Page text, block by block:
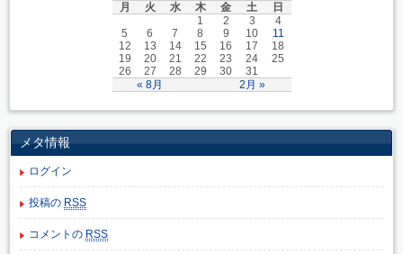
月 火 水 木 金 土 日
« 8月 2月 »
1 2 3
4
5
6 7 8 9 10
11
12
13 14 15 16 17
18
19
20 21 22 23 24
25
26
27 28 29 30 31
メタ情報
ログイン
投稿の RSS
コメントの RSS